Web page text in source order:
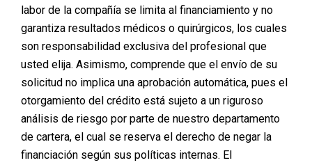
labor de la compañía se limita al financiamiento y no
garantiza resultados médicos o quirúrgicos, los cuales
son responsabilidad exclusiva del profesional que
usted elija. Asimismo, comprende que el envío de su
solicitud no implica una aprobación automática, pues el
otorgamiento del crédito está sujeto a un riguroso
análisis de riesgo por parte de nuestro departamento
de cartera, el cual se reserva el derecho de negar la
financiación según sus políticas internas. El